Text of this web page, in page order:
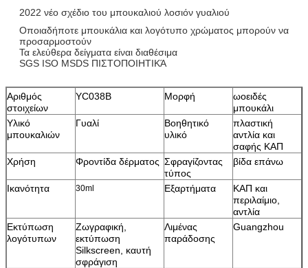
2022 νέο σχέδιο του μπουκαλιού λοσιόν γυαλιού
Οποιαδήποτε μπουκάλια και λογότυπο χρώματος μπορούν να
προσαρμοστούν
Τα ελεύθερα δείγματα είναι διαθέσιμα
SGS ISO MSDS ΠΙΣΤΟΠΟΙΗΤΙΚΆ
Αριθμός
στοιχείων
YC038B Μορφή
ωοειδές
μπουκάλι
Υλικό
μπουκαλιών
Γυαλί
Βοηθητικό
υλικό
πλαστική
αντλία και
σαφής ΚΑΠ
Χρήση
Φροντίδα δέρματος Σφραγίζοντας
τύπος
βίδα επάνω
Ικανότητα 30ml Εξαρτήματα
ΚΑΠ και
περιλαίμιο,
αντλία
Εκτύπωση
λογότυπων
Ζωγραφική,
εκτύπωση
Silkscreen, καυτή
σφράγιση
Λιμένας
παράδοσης
Guangzhou